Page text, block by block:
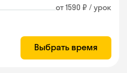
от 1590 ₽ / урок
Выбрать время